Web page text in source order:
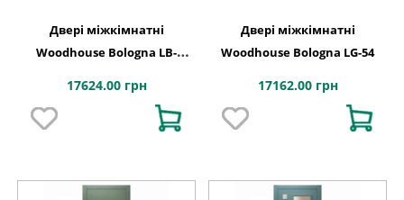
Двері міжкімнатні
Woodhouse Bologna LB-
17624.00 грн
Двері міжкімнатні
Woodhouse Bologna LG-54
17162.00 грн